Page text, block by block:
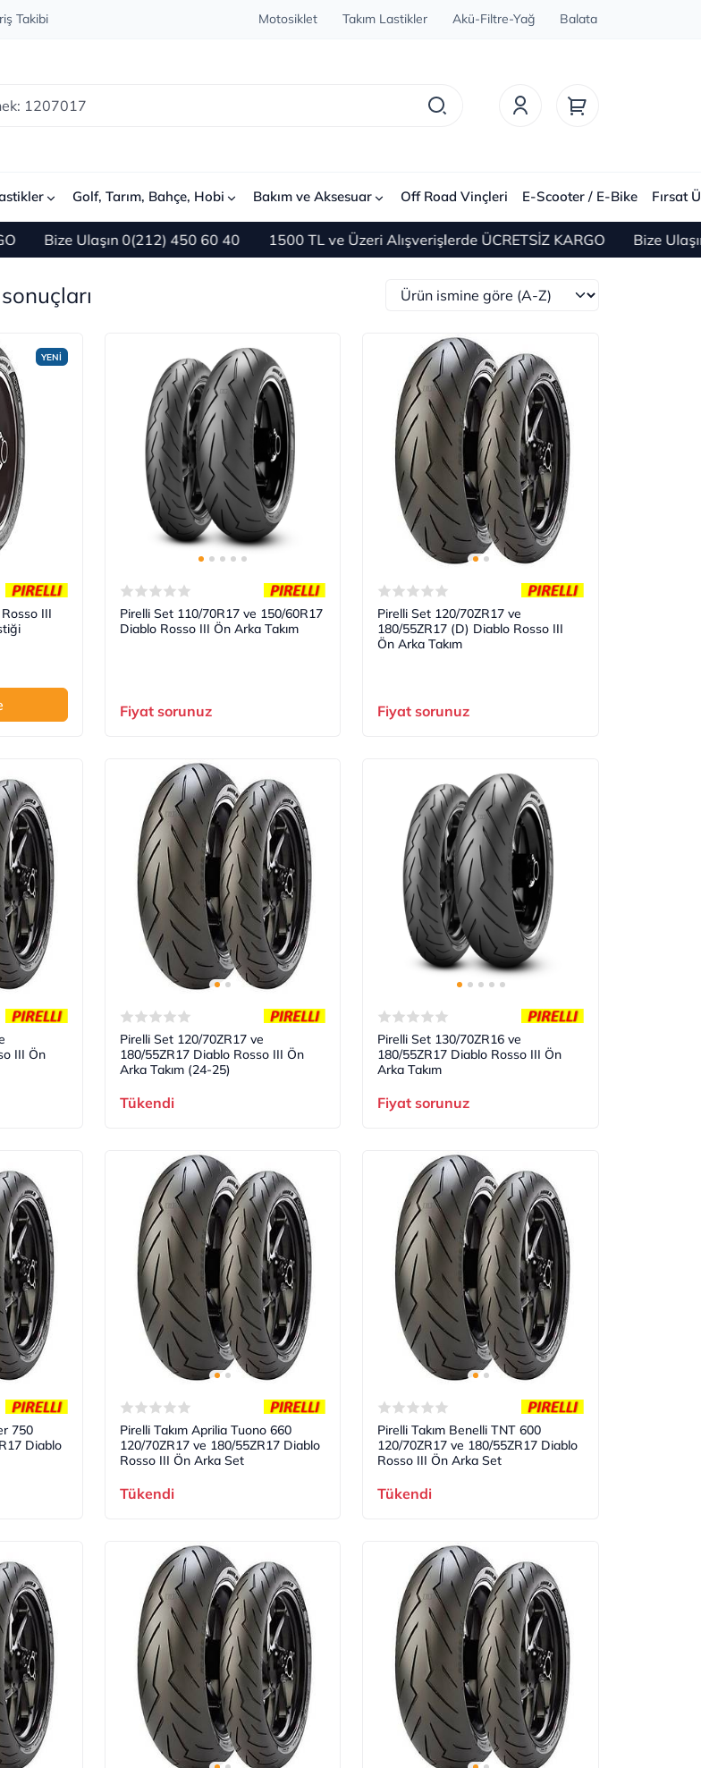
Takibi Motosiklet Takım Lastikler Akü-Filtre-Yağ Balata
Golf, Tarım, Bahçe, Hobi Bakım ve Aksesuar Off Road Vinçleri E-Scooter / E-Bike Fırsat
0(212) 450 60 40 1500 TL ve Üzeri Alışverişlerde ÜCRETSİZ KARGO Bize Ulaşın 0(212)
YENİ
III
Pirelli Set 110/70R17 ve 150/60R17
Diablo Rosso III Ön Arka Takım
Fiyat sorunuz
Pirelli Set 120/70ZR17 ve
180/55ZR17 (D) Diablo Rosso III
Ön Arka Takım
Fiyat sorunuz
III Ön
Pirelli Set 120/70ZR17 ve
180/55ZR17 Diablo Rosso III Ön
Arka Takım (24-25)
Tükendi
Pirelli Set 130/70ZR16 ve
180/55ZR17 Diablo Rosso III Ön
Arka Takım
Fiyat sorunuz
750
Diablo
Pirelli Takım Aprilia Tuono 660
120/70ZR17 ve 180/55ZR17 Diablo
Rosso III Ön Arka Set
Tükendi
Pirelli Takım Benelli TNT 600
120/70ZR17 ve 180/55ZR17 Diablo
Rosso III Ön Arka Set
Tükendi